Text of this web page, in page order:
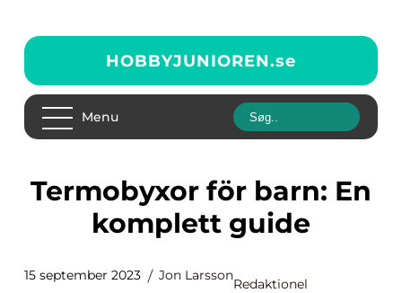
HOBBYJUNIOREN.se
Menu
Termobyxor för barn: En
komplett guide
15 september 2023 Jon Larsson
Redaktionel